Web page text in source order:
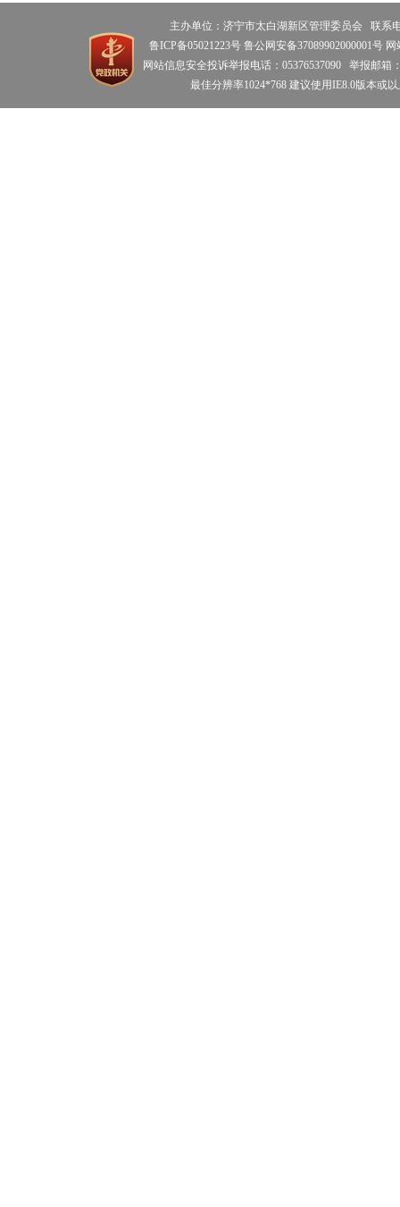
主办单位：济宁市太白湖新区管理委员会 联系
鲁ICP备05021223号 鲁公网安备37089902000001号
网站信息安全投诉举报电话：05376537090 举报邮箱：
最佳分辨率1024*768 建议使用IE8.0版本或